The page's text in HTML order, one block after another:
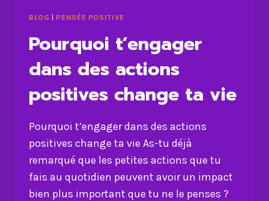
BLOG | PENSÉE POSITIVE
Pourquoi t’engager
dans des actions
positives change ta vie
Pourquoi t’engager dans des actions
positives change ta vie As-tu déjà
remarqué que les petites actions que tu
fais au quotidien peuvent avoir un impact
bien plus important que tu ne le penses ?